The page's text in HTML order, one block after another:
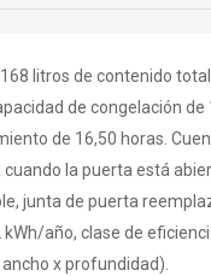
litros de contenido
de congelación
de 16,50 horas.
la puerta está
junta de puerta
año, clase de
x profundidad).